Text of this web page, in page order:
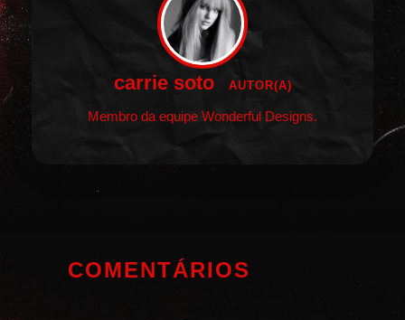
carrie soto AUTOR(A)
Membro da equipe Wonderful Designs.
COMENTÁRIOS